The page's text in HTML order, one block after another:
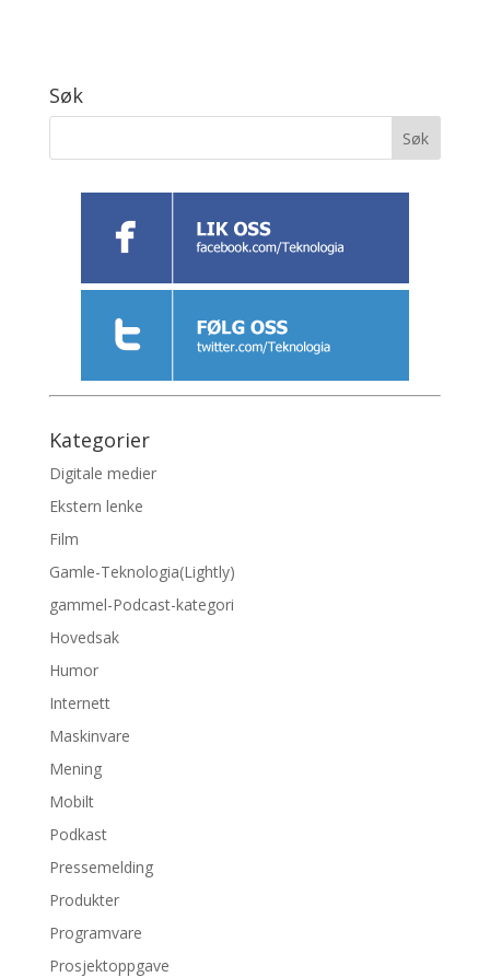
Søk
Kategorier
Digitale medier
Ekstern lenke
Film
Gamle-Teknologia(Lightly)
gammel-Podcast-kategori
Hovedsak
Humor
Internett
Maskinvare
Mening
Mobilt
Podkast
Pressemelding
Produkter
Programvare
Prosjektoppgave